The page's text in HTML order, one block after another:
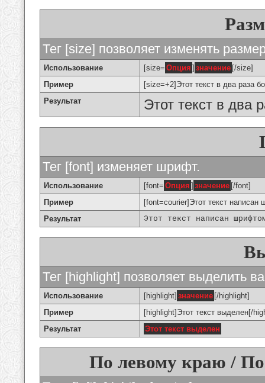
Тег [size] позволяет изменять
Использование [size= Опция ] значение [/size]
Пример
[size=+2]Этот текст в два раза
Результат
Этот текст в два
Тег [font] изменяет шрифт.
Использование [font= Опция ] значение [/font]
Пример
[font=courier]Этот текст
Результат
Этот текст написан
Тег [highlight] позволяет выделить
Использование [highlight] значение [/highlight]
Пример
[highlight]Этот текст выделен[/
Результат
Этот текст выделен
По левому краю /